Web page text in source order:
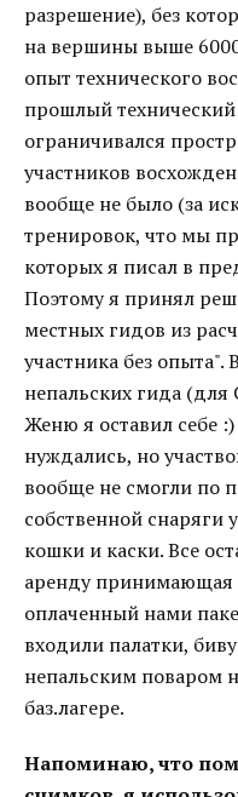
разрешение), без
на вершины выше
опыт технического
прошлый
ограничивался
участников
вообще не было (за
тренировок, что мы
которых я писал в
Поэтому я принял
местных гидов из
участника без опыта".
непальских гида
Женю я оставил себе
нуждались, но
вообще не смогли по
собственной снаряги
кошки и каски. Все
аренду принимающая
оплаченный нами
входили палатки,
непальским поваром
баз.лагере.
Напоминаю, что